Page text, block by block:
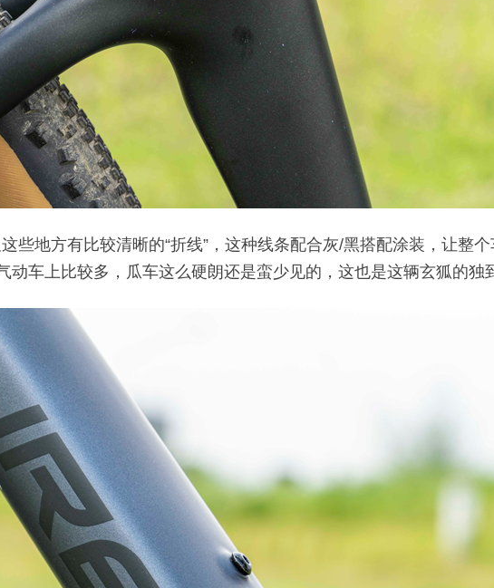
些地方有比较清晰的“折线”，这种线条配合灰/黑搭配涂装，让整个
动车上比较多，瓜车这么硬朗还是蛮少见的，这也是这辆玄狐的独